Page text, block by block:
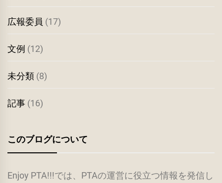
広報委員 (17)
文例 (12)
未分類 (8)
記事 (16)
このブログについて
Enjoy PTA!!!では、PTAの運営に役立つ情報を発信し